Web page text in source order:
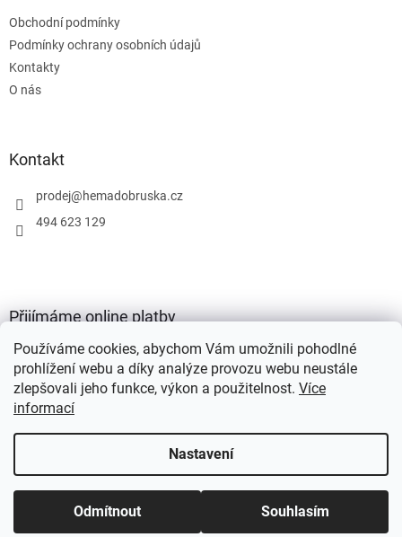
Používáme cookies, abychom Vám umožnili pohodlné
prohlížení webu a díky analýze provozu webu neustále
zlepšovali jeho funkce, výkon a použitelnost. Více
informací
Nastavení
Odmítnout Souhlasím
Obchodní podmínky
Podmínky ochrany osobních údajů
Kontakty
O nás
Kontakt
prodej@hemadobruska.cz
494 623 129
Přijímáme online platby
HEMA Dobruška s.r.o.
Upravit nastavení cookies